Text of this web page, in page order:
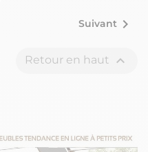
Suivant 
Retour en haut 